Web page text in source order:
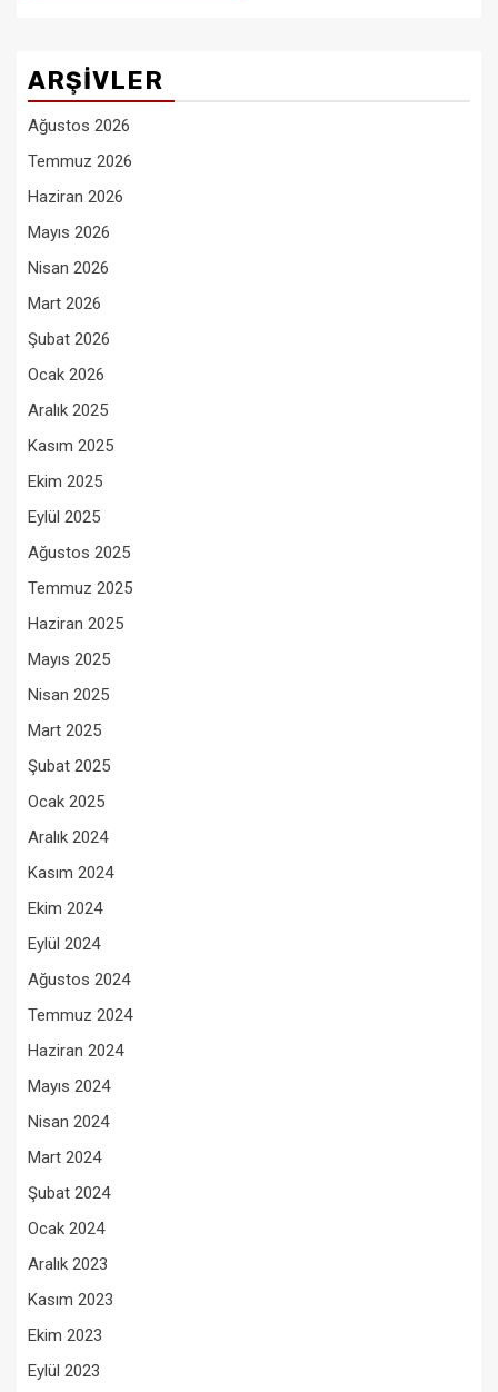
ARŞIVLER
Ağustos 2026
Temmuz 2026
Haziran 2026
Mayıs 2026
Nisan 2026
Mart 2026
Şubat 2026
Ocak 2026
Aralık 2025
Kasım 2025
Ekim 2025
Eylül 2025
Ağustos 2025
Temmuz 2025
Haziran 2025
Mayıs 2025
Nisan 2025
Mart 2025
Şubat 2025
Ocak 2025
Aralık 2024
Kasım 2024
Ekim 2024
Eylül 2024
Ağustos 2024
Temmuz 2024
Haziran 2024
Mayıs 2024
Nisan 2024
Mart 2024
Şubat 2024
Ocak 2024
Aralık 2023
Kasım 2023
Ekim 2023
Eylül 2023